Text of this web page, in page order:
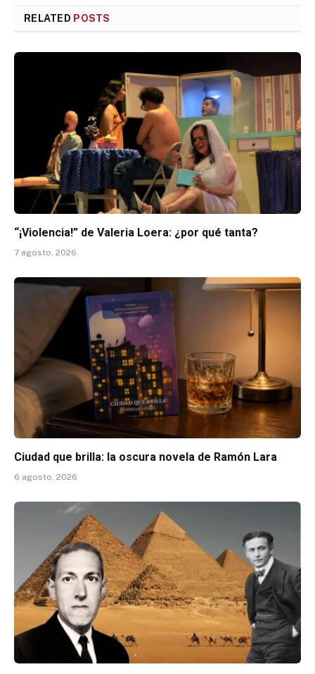
RELATED POSTS
“¡Violencia!” de Valeria Loera: ¿por qué tanta?
7 agosto, 2026
Ciudad que brilla: la oscura novela de Ramón Lara
6 agosto, 2026